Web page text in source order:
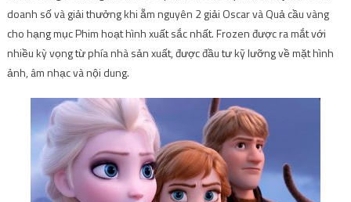
doanh số và giải thưởng khi ẵm nguyên 2 giải Oscar và Quả cầu vàng
cho hạng mục Phim hoạt hình xuất sắc nhất.Frozen được ra mắt với
nhiều kỳ vọng từ phía nhà sản xuất, được đầu tư kỹ lưỡng về mặt hình
ảnh, âm nhạc và nội dung.